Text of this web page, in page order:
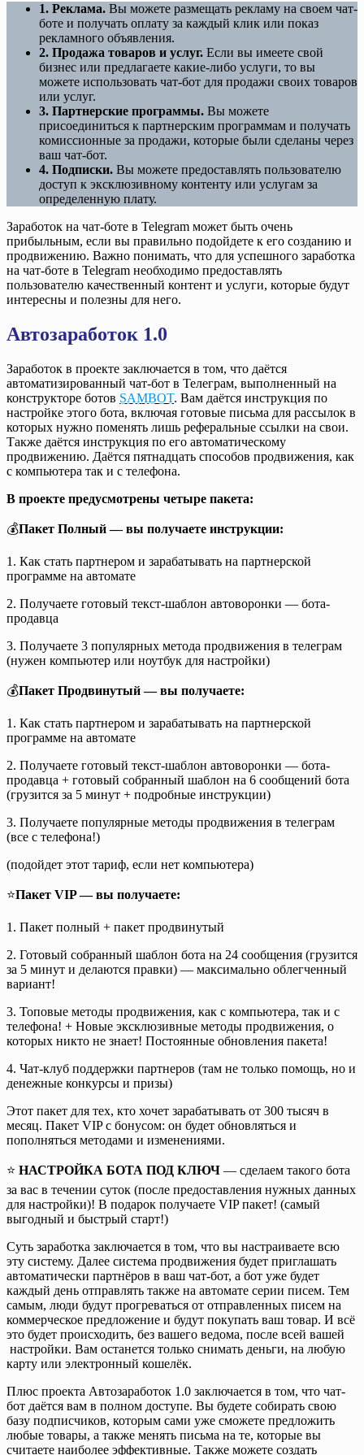
1. Реклама. Вы можете размещать рекламу на своем чат-
боте и получать оплату за каждый клик или показ
рекламного объявления.
2. Продажа товаров и услуг. Если вы имеете свой
бизнес или предлагаете какие-либо услуги, то вы
можете использовать чат-бот для продажи своих товаров
или услуг.
3. Партнерские программы. Вы можете
присоединиться к партнерским программам и получать
комиссионные за продажи, которые были сделаны через
ваш чат-бот.
4. Подписки. Вы можете предоставлять пользователю
доступ к эксклюзивному контенту или услугам за
определенную плату.
Заработок на чат-боте в Telegram может быть очень
прибыльным, если вы правильно подойдете к его созданию и
продвижению. Важно понимать, что для успешного заработка
на чат-боте в Telegram необходимо предоставлять
пользователю качественный контент и услуги, которые будут
интересны и полезны для него.
Автозаработок 1.0
Заработок в проекте заключается в том, что даётся
автоматизированный чат-бот в Телеграм, выполненный на
конструкторе ботов SAMBOT. Вам даётся инструкция по
настройке этого бота, включая готовые письма для рассылок в
которых нужно поменять лишь реферальные ссылки на свои.
Также даётся инструкция по его автоматическому
продвижению. Даётся пятнадцать способов продвижения, как
с компьютера так и с телефона.
В проекте предусмотрены четыре пакета:
💰Пакет Полный — вы получаете инструкции:
1. Как стать партнером и зарабатывать на партнерской
программе на автомате
2. Получаете готовый текст-шаблон автоворонки — бота-
продавца
3. Получаете 3 популярных метода продвижения в телеграм
(нужен компьютер или ноутбук для настройки)
💰Пакет Продвинутый — вы получаете:
1. Как стать партнером и зарабатывать на партнерской
программе на автомате
2. Получаете готовый текст-шаблон автоворонки — бота-
продавца + готовый собранный шаблон на 6 сообщений бота
(грузится за 5 минут + подробные инструкции)
3. Получаете популярные методы продвижения в телеграм
(все с телефона!)
(подойдет этот тариф, если нет компьютера)
⭐️Пакет VIP — вы получаете:
1. Пакет полный + пакет продвинутый
2. Готовый собранный шаблон бота на 24 сообщения (грузится
за 5 минут и делаются правки) — максимально облегченный
вариант!
3. Топовые методы продвижения, как с компьютера, так и с
телефона! + Новые эксклюзивные методы продвижения, о
которых никто не знает! Постоянные обновления пакета!
4. Чат-клуб поддержки партнеров (там не только помощь, но и
денежные конкурсы и призы)
Этот пакет для тех, кто хочет зарабатывать от 300 тысяч в
месяц. Пакет VIP с бонусом: он будет обновляться и
пополняться методами и изменениями.
⭐️ НАСТРОЙКА БОТА ПОД КЛЮЧ — сделаем такого бота
за вас в течении суток (после предоставления нужных данных
для настройки)! В подарок получаете VIP пакет! (самый
выгодный и быстрый старт!)
Суть заработка заключается в том, что вы настраиваете всю
эту систему. Далее система продвижения будет приглашать
автоматически партнёров в ваш чат-бот, а бот уже будет
каждый день отправлять также на автомате серии писем. Тем
самым, люди будут прогреваться от отправленных писем на
коммерческое предложение и будут покупать ваш товар. И всё
это будет происходить, без вашего ведома, после всей вашей
настройки. Вам останется только снимать деньги, на любую
карту или электронный кошелёк.
Плюс проекта Автозаработок 1.0 заключается в том, что чат-
бот даётся вам в полном доступе. Вы будете собирать свою
базу подписчиков, которым сами уже сможете предложить
любые товары, а также менять письма на те, которые вы
считаете наиболее эффективные. Также можете создать